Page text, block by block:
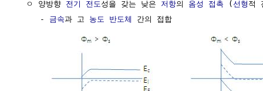
  ㅇ 양방향
전기 전도 성을 갖는 낮은 저항의 옴성 접촉 (선형 적
     -
금속과 고 농도 반도체 간의 접합